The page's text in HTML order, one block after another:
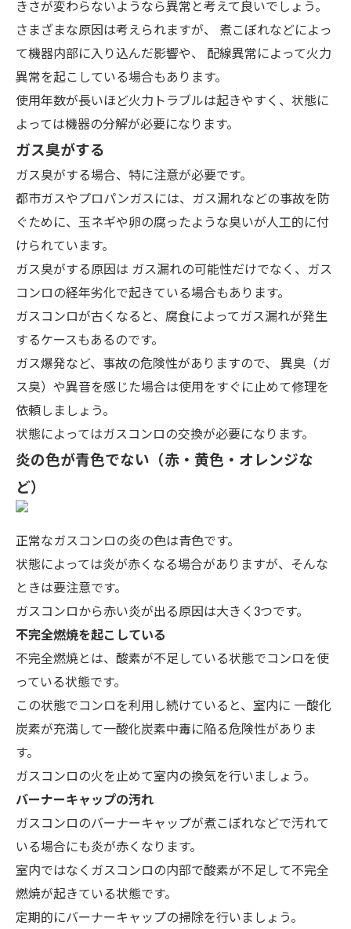
きさが変わらないようなら異常と考えて良いでしょう。
さまざまな原因は考えられますが、 煮こぼれなどによっ
て機器内部に入り込んだ影響や、 配線異常によって火力
異常を起こしている場合もあります。
使用年数が長いほど火力トラブルは起きやすく、状態に
よっては機器の分解が必要になります。
ガス臭がする
ガス臭がする場合、特に注意が必要です。
都市ガスやプロパンガスには、ガス漏れなどの事故を防
ぐために、玉ネギや卵の腐ったような臭いが人工的に付
けられています。
ガス臭がする原因は ガス漏れの可能性だけでなく、ガス
コンロの経年劣化で起きている場合もあります。
ガスコンロが古くなると、腐食によってガス漏れが発生
するケースもあるのです。
ガス爆発など、事故の危険性がありますので、 異臭（ガ
ス臭）や異音を感じた場合は使用をすぐに止めて修理を
依頼しましょう。
状態によってはガスコンロの交換が必要になります。
炎の色が青色でない（赤・黄色・オレンジな
ど）
正常なガスコンロの炎の色は青色です。
状態によっては炎が赤くなる場合がありますが、そんな
ときは要注意です。
ガスコンロから赤い炎が出る原因は大きく3つです。
不完全燃焼を起こしている
不完全燃焼とは、酸素が不足している状態でコンロを使
っている状態です。
この状態でコンロを利用し続けていると、室内に 一酸化
炭素が充満して一酸化炭素中毒に陥る危険性がありま
す。
ガスコンロの火を止めて室内の換気を行いましょう。
バーナーキャップの汚れ
ガスコンロのバーナーキャップが煮こぼれなどで汚れて
いる場合にも炎が赤くなります。
室内ではなくガスコンロの内部で酸素が不足して不完全
燃焼が起きている状態です。
定期的にバーナーキャップの掃除を行いましょう。